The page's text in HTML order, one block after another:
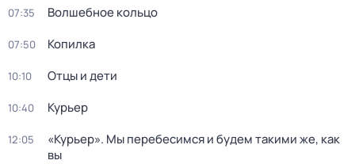
07:35 Волшебное кольцо
07:50 Копилка
10:10 Отцы и дети
10:40 Курьер
12:05
«Курьер». Мы перебесимся и будем такими же, как
вы